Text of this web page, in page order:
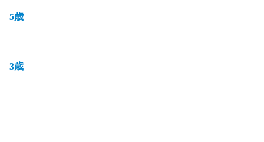
5歳
3歳